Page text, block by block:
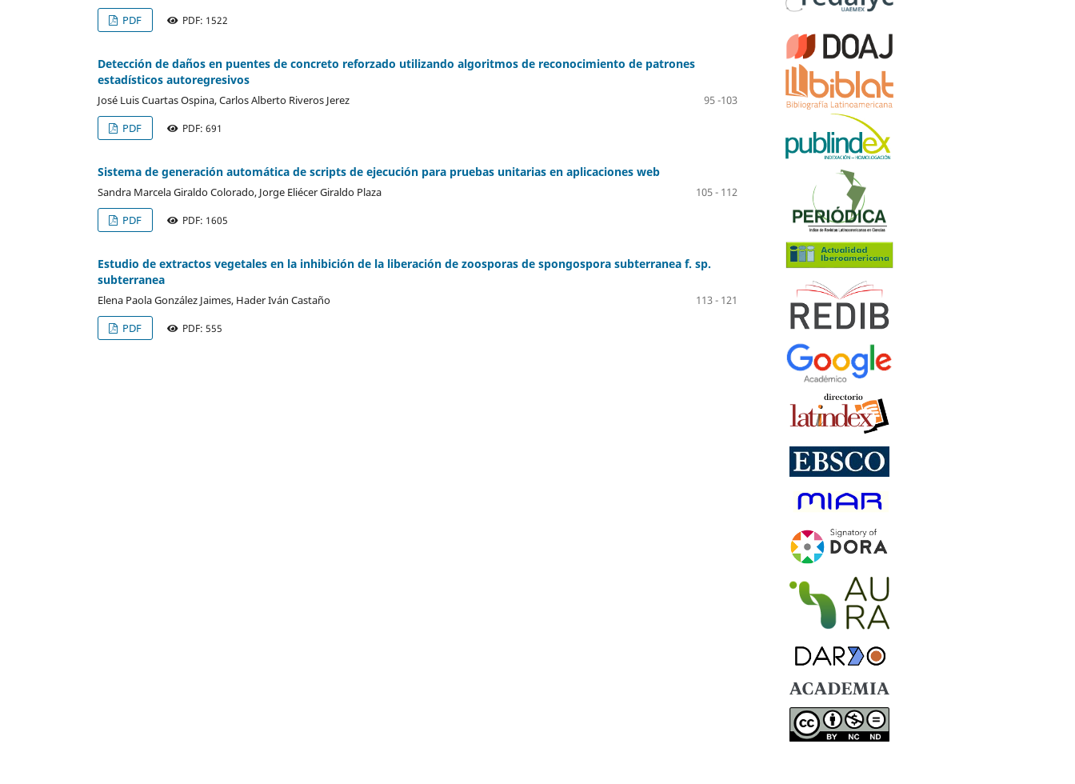
PDF
PDF: 1522
Detección de daños en puentes de concreto reforzado utilizando algoritmos de reconocimiento de patrones
estadísticos autoregresivos
José Luis Cuartas Ospina, Carlos Alberto Riveros Jerez
95 -103
PDF
PDF: 691
Sistema de generación automática de scripts de ejecución para pruebas unitarias en aplicaciones web
Sandra Marcela Giraldo Colorado, Jorge Eliécer Giraldo Plaza
105 - 112
PDF
PDF: 1605
Estudio de extractos vegetales en la inhibición de la liberación de zoosporas de spongospora subterranea f. sp.
subterranea
Elena Paola González Jaimes, Hader Iván Castaño
113 - 121
PDF
PDF: 555